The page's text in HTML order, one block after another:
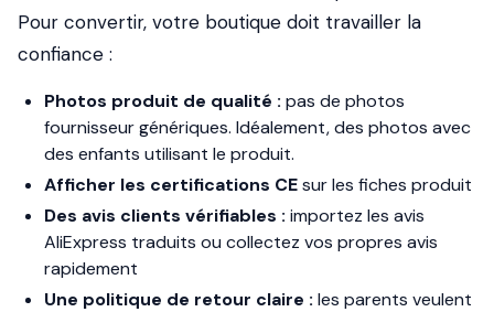
Pour convertir, votre boutique doit travailler la
confiance :
Photos produit de qualité : pas de photos
fournisseur génériques. Idéalement, des photos avec
des enfants utilisant le produit.
Afficher les certifications CEsur les fiches produit
Des avis clients vérifiables : importez les avis
AliExpress traduits ou collectez vos propres avis
rapidement
Une politique de retour claire : les parents veulent